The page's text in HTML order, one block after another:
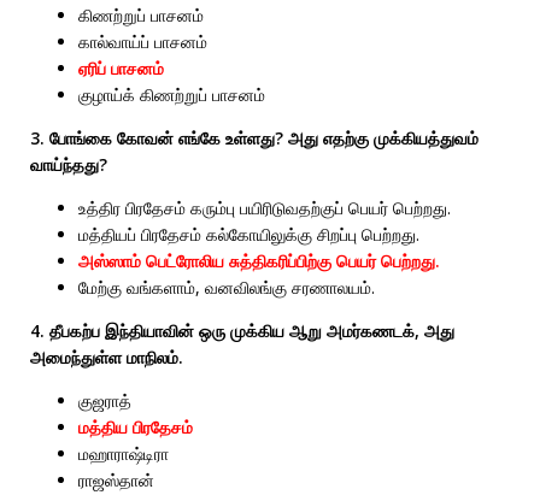
கிணற்றுப் பாசனம்
கால்வாய்ப் பாசனம்
ஏரிப் பாசனம்
குழாய்க் கிணற்றுப் பாசனம்
3. போங்கை கோவன் எங்கே உள்ளது? அது எதற்கு முக்கியத்துவம்
வாய்ந்தது?
உத்திர பிரதேசம் கரும்பு பயிரிடுவதற்குப் பெயர் பெற்றது.
மத்தியப் பிரதேசம் கல்கோயிலுக்கு சிறப்பு பெற்றது.
அஸ்ஸாம் பெட்ரோலிய சுத்திகரிப்பிற்கு பெயர் பெற்றது.
மேற்கு வங்களாம், வனவிலங்கு சரணாலயம்.
4. தீபகற்ப இந்தியாவின் ஒரு முக்கிய ஆறு அமர்கணடக், அது
அமைந்துள்ள மாநிலம்.
குஜராத்
மத்திய பிரதேசம்
மஹாராஷ்டிரா
ராஜஸ்தான்